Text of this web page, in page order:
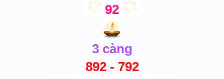
92
3 càng
892 - 792